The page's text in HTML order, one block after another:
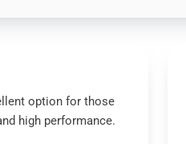
option for those
high performance.